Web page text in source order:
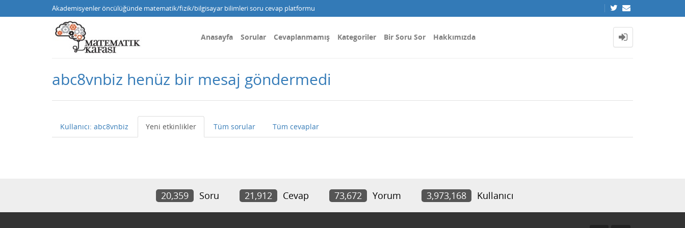
Akademisyenler öncülüğünde matematik/fizik/bilgisayar bilimleri soru cevap platformu
Anasayfa Sorular Cevaplanmamış Kategoriler Bir Soru Sor Hakkımızda
abc8vnbiz henüz bir mesaj göndermedi
Kullanıcı: abc8vnbiz Yeni etkinlikler Tüm sorular Tüm cevaplar
20,359 Soru 21,912 Cevap 73,672 Yorum 3,973,168 Kullanıcı